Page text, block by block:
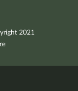
2021